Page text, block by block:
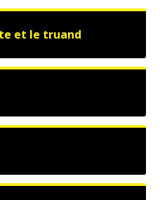
et le truand